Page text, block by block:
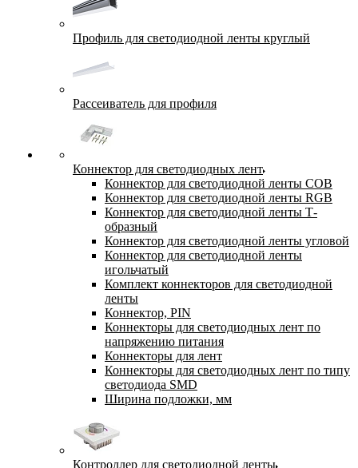
Профиль для светодиодной ленты круглый
Рассеиватель для профиля
Коннектор для светодиодных лент
Коннектор для светодиодной ленты COB
Коннектор для светодиодной ленты RGB
Коннектор для светодиодной ленты Т-
образный
Коннектор для светодиодной ленты угловой
Коннектор для светодиодной ленты
игольчатый
Комплект коннекторов для светодиодной
ленты
Коннектор, PIN
Коннекторы для светодиодных лент по
напряжению питания
Коннекторы для лент
Коннекторы для светодиодных лент по типу
светодиода SMD
Ширина подложки, мм
Контроллер для светодиодной ленты